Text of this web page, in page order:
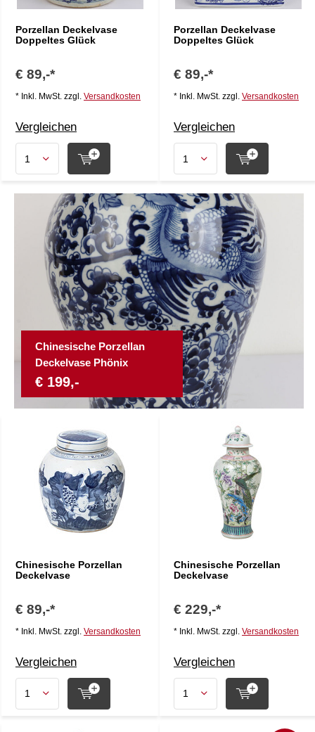
Porzellan Deckelvase
Doppeltes Glück
€ 89,-*
* Inkl. MwSt. zzgl. Versandkosten
Vergleichen
Porzellan Deckelvase
Doppeltes Glück
€ 89,-*
* Inkl. MwSt. zzgl. Versandkosten
Vergleichen
Chinesische Porzellan
Deckelvase Phönix
€ 199,-
Chinesische Porzellan
Deckelvase
€ 89,-*
* Inkl. MwSt. zzgl. Versandkosten
Vergleichen
Chinesische Porzellan
Deckelvase
€ 229,-*
* Inkl. MwSt. zzgl. Versandkosten
Vergleichen